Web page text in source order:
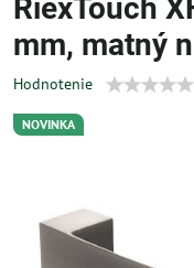
NOVINKA
RiexTouch
mm, matný
Hodnotenie